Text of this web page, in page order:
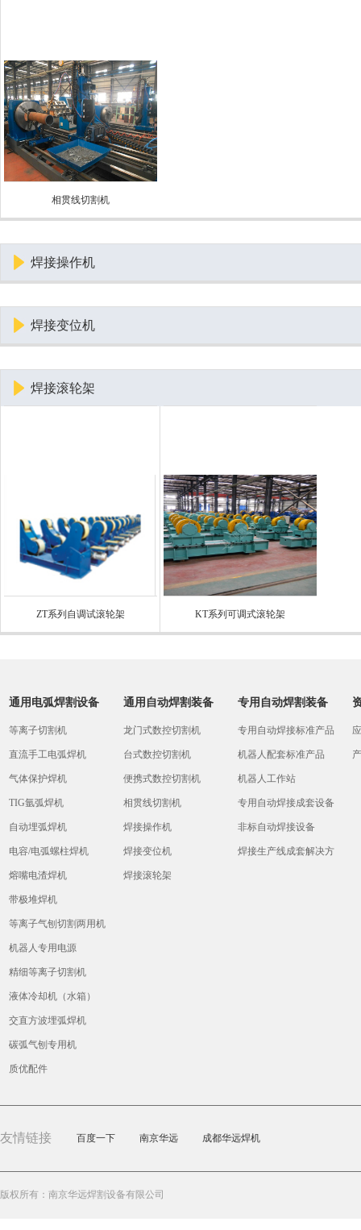
相贯线切割机
焊接操作机
焊接变位机
焊接滚轮架
ZT系列自调试滚轮架 KT系列可调式滚轮架
通用电弧焊割设备
等离子切割机
直流手工电弧焊机
气体保护焊机
TIG氩弧焊机
自动埋弧焊机
电容/电弧螺柱焊机
熔嘴电渣焊机
带极堆焊机
等离子气刨切割两用机
机器人专用电源
精细等离子切割机
液体冷却机（水箱）
交直方波埋弧焊机
碳弧气刨专用机
质优配件
通用自动焊割装备
龙门式数控切割机
台式数控切割机
便携式数控切割机
相贯线切割机
焊接操作机
焊接变位机
焊接滚轮架
专用自动焊割装备
专用自动焊接标准产品
机器人配套标准产品
机器人工作站
专用自动焊接成套设备
非标自动焊接设备
焊接生产线成套解决方
友情链接 百度一下 南京华远 成都华远焊机
版权所有：南京华远焊割设备有限公司